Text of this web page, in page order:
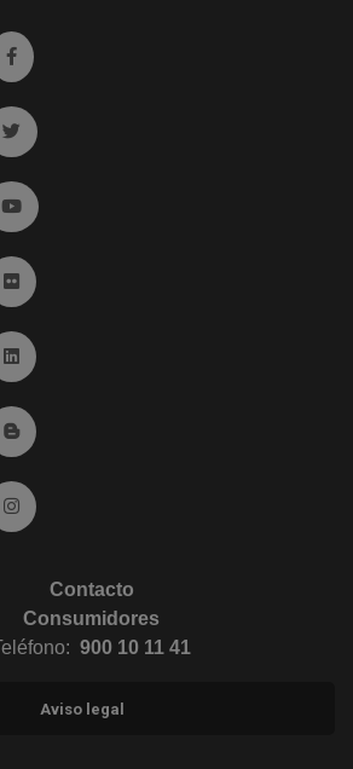
Ir a facebook (abre en ventana nueva)
Ir a twitter (abre en ventana nueva)
Ir a YouTube (abre en ventana nueva)
Ir a Flickr (abre en ventana nueva)
Ir a Linkedin (abre en ventana nueva)
Ir al Blog (abre en ventana nueva)
Ir a Instagram (abre en ventana nueva)
Contacto
Consumidores
Teléfono: 900 10 11 41
Aviso legal